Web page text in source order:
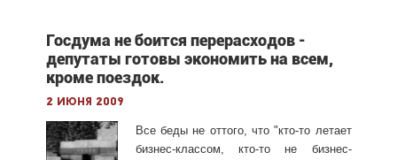
Госдума не боится перерасходов -
депутаты готовы экономить на всем,
кроме поездок.
2 июня 2009
Все беды не оттого, что "кто-то летает
бизнес-классом, кто-то не бизнес-